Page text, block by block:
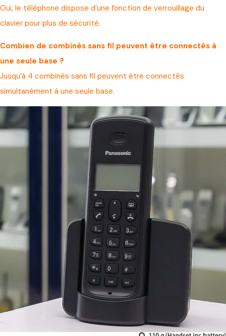
Oui, le téléphone dispose d’une fonction de verrouillage du
clavier pour plus de sécurité.
Combien de combinés sans fil peuvent être connectés à
une seule base ?
Jusqu’à 4 combinés sans fil peuvent être connectés
simultanément à une seule base.